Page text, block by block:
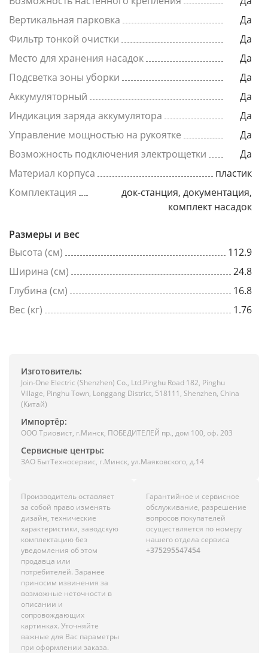
Вертикальная парковка
Да
Фильтр тонкой очистки
Да
Место для хранения насадок
Да
Подсветка зоны уборки
Да
Аккумуляторный
Да
Индикация заряда аккумулятора
Да
Управление мощностью на рукоятке
Да
Возможность подключения электрощетки
Да
Материал корпуса
пластик
Комплектация
док-станция, документация,
комплект насадок
Размеры и вес
Высота (см)
112.9
Ширина (см)
24.8
Глубина (см)
16.8
Вес (кг)
1.76
Изготовитель:
Join-One Electric (Shenzhen) Co., Ltd.Pinghu Road 182, Pinghu
Village, Pinghu Town, Longgang District, 518111, Shenzhen, China
(Китай)
Импортёр:
ООО Триовист, г.Минск, ПОБЕДИТЕЛЕЙ пр., дом 100, оф. 203
Сервисные центры:
ЗАО БытТехносервис, г.Минск, ул.Маяковского, д.14
Производитель оставляет
за собой право изменять
дизайн, технические
характеристики, заводскую
комплектацию без
уведомления об этом
продавца или
потребителей. Заранее
приносим извинения за
возможные неточности в
описании и
сопровождающих
картинках. Уточняйте
важные для Вас параметры
при оформлении заказа.
Гарантийное и сервисное
обслуживание, разрешение
вопросов покупателей
осуществляется по номеру
нашего отдела сервиса
+375295547454